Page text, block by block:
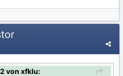
von xfklu: